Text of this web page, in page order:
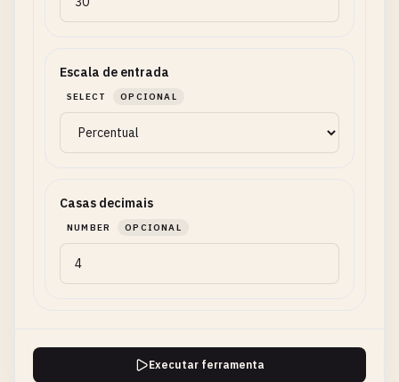
Escala de entrada
SELECT OPCIONAL
Casas decimais
NUMBER OPCIONAL
Executar ferramenta